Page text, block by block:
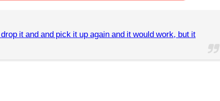
it and and pick it up again and it would work, but it